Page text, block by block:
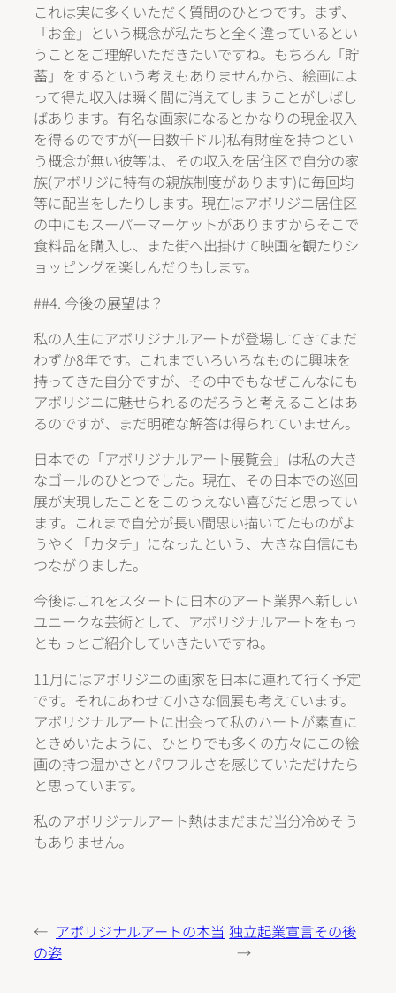
これは実に多くいただく質問のひとつです。まず、
「お金」という概念が私たちと全く違っているとい
うことをご理解いただきたいですね。もちろん「貯
蓄」をするという考えもありませんから、絵画によ
って得た収入は瞬く間に消えてしまうことがしばし
ばあります。有名な画家になるとかなりの現金収入
を得るのですが(一日数千ドル)私有財産を持つとい
う概念が無い彼等は、その収入を居住区で自分の家
族(アボリジに特有の親族制度があります)に毎回均
等に配当をしたりします。現在はアボリジニ居住区
の中にもスーパーマーケットがありますからそこで
食料品を購入し、また街へ出掛けて映画を観たりシ
ョッピングを楽しんだりもします。
##4. 今後の展望は？
私の人生にアボリジナルアートが登場してきてまだ
わずか8年です。これまでいろいろなものに興味を
持ってきた自分ですが、その中でもなぜこんなにも
アボリジニに魅せられるのだろうと考えることはあ
るのですが、まだ明確な解答は得られていません。
日本での「アボリジナルアート展覧会」は私の大き
なゴールのひとつでした。現在、その日本での巡回
展が実現したことをこのうえない喜びだと思ってい
ます。これまで自分が長い間思い描いてたものがよ
うやく「カタチ」になったという、大きな自信にも
つながりました。
今後はこれをスタートに日本のアート業界へ新しい
ユニークな芸術として、アボリジナルアートをもっ
ともっとご紹介していきたいですね。
11月にはアボリジニの画家を日本に連れて行く予定
です。それにあわせて小さな個展も考えています。
アボリジナルアートに出会って私のハートが素直に
ときめいたように、ひとりでも多くの方々にこの絵
画の持つ温かさとパワフルさを感じていただけたら
と思っています。
私のアボリジナルアート熱はまだまだ当分冷めそう
もありません。
← アボリジナルアートの本当
の姿
独立起業宣言その後
→